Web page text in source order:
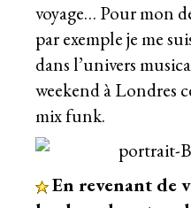
voyage… Pour mon
par exemple je me
dans l’univers
weekend à Londres
mix funk.
En revenant de